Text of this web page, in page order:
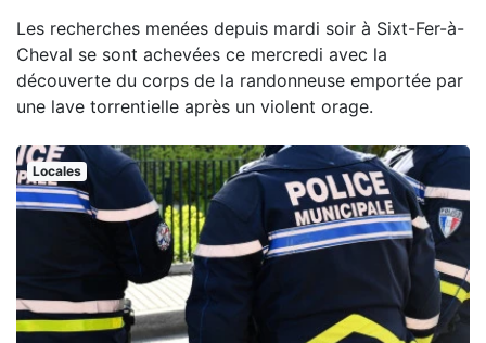
Les recherches menées depuis mardi soir à Sixt-Fer-à-
Cheval se sont achevées ce mercredi avec la
découverte du corps de la randonneuse emportée par
une lave torrentielle après un violent orage.
Locales